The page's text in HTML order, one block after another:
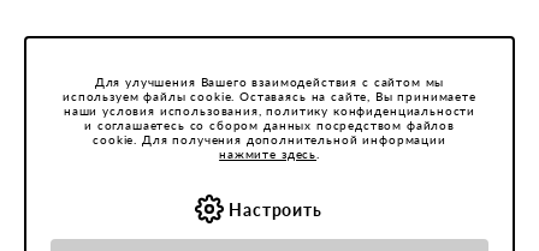
Для улучшения Вашего взаимодействия с сайтом мы
используем файлы cookie. Оставаясь на сайте, Вы принимаете
наши условия использования, политику конфиденциальности
и соглашаетесь со сбором данных посредством файлов
cookie. Для получения дополнительной информации
нажмите здесь
Настроить